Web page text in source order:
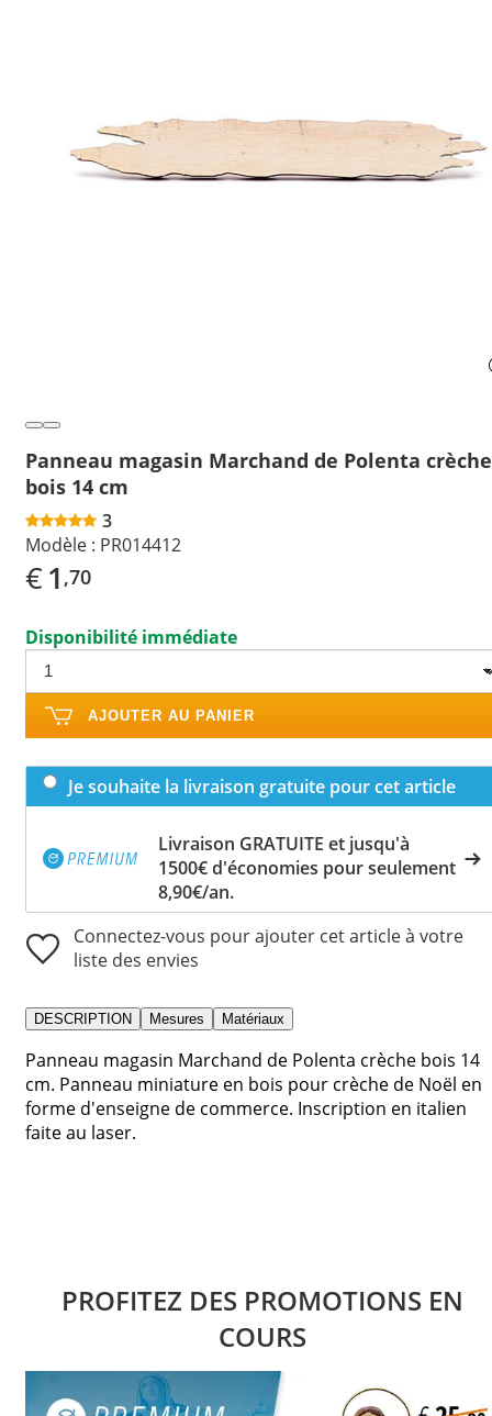
Panneau magasin Marchand de Polenta crèche
bois 14 cm
3
Modèle : PR014412
€1 ,70
Disponibilité immédiate
AJOUTER AU PANIER
Je souhaite la livraison gratuite pour cet article
Livraison GRATUITE et jusqu'à
1500€ d'économies pour seulement
8,90€/an.
Connectez-vous pour ajouter cet article à votre
liste des envies
DESCRIPTION Mesures Matériaux
Panneau magasin Marchand de Polenta crèche bois 14
cm. Panneau miniature en bois pour crèche de Noël en
forme d'enseigne de commerce. Inscription en italien
faite au laser.
PROFITEZ DES PROMOTIONS EN
COURS